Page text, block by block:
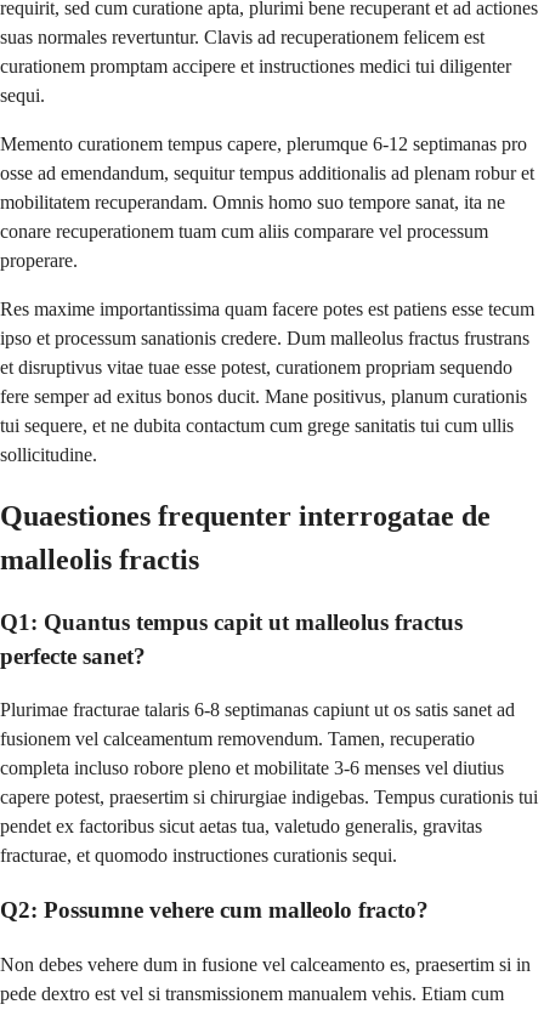
requirit, sed cum curatione apta, plurimi bene recuperant et ad actiones
suas normales revertuntur. Clavis ad recuperationem felicem est
curationem promptam accipere et instructiones medici tui diligenter
sequi.
Memento curationem tempus capere, plerumque 6-12 septimanas pro
osse ad emendandum, sequitur tempus additionalis ad plenam robur et
mobilitatem recuperandam. Omnis homo suo tempore sanat, ita ne
conare recuperationem tuam cum aliis comparare vel processum
properare.
Res maxime importantissima quam facere potes est patiens esse tecum
ipso et processum sanationis credere. Dum malleolus fractus frustrans
et disruptivus vitae tuae esse potest, curationem propriam sequendo
fere semper ad exitus bonos ducit. Mane positivus, planum curationis
tui sequere, et ne dubita contactum cum grege sanitatis tui cum ullis
sollicitudine.
Quaestiones frequenter interrogatae de
malleolis fractis
Q1: Quantus tempus capit ut malleolus fractus
perfecte sanet?
Plurimae fracturae talaris 6-8 septimanas capiunt ut os satis sanet ad
fusionem vel calceamentum removendum. Tamen, recuperatio
completa incluso robore pleno et mobilitate 3-6 menses vel diutius
capere potest, praesertim si chirurgiae indigebas. Tempus curationis tui
pendet ex factoribus sicut aetas tua, valetudo generalis, gravitas
fracturae, et quomodo instructiones curationis sequi.
Q2: Possumne vehere cum malleolo fracto?
Non debes vehere dum in fusione vel calceamento es, praesertim si in
pede dextro est vel si transmissionem manualem vehis. Etiam cum